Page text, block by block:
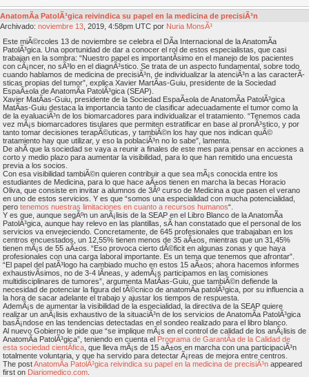
AnatomÃ­a PatolÃ³gica reivindica su papel en la medicina de precisiÃ³n
Archivado: noviembre 13 , 2019, 4:58pm UTC por Nuria MonsÃ³
Este miÃ©rcoles 13 de noviembre se celebra el DÃ­a Internacional de la AnatomÃ­a
PatolÃ³gica. Una oportunidad de dar a conocer el rol de estos especialistas, que casi
trabajan en la sombra: “Nuestro papel es importantÃ­simo en el manejo de los pacientes
con cÃ¡ncer, no sÃ³lo en el diagnÃ³stico. Se trata de un aspecto fundamental, sobre todo
cuando hablamos de medicina de precisiÃ³n, de individualizar la atenciÃ³n a las caracterÃ­
sticas propias del tumor”, explica Xavier MartÃ­as-Guiu, presidente de la Sociedad
EspaÃ±ola de AnatomÃ­a PatolÃ³gica (SEAP).
Xavier MatÃ­as-Guiu, presidente de la Sociedad EspaÃ±ola de AnatomÃ­a PatolÃ³gica
MatÃ­as-Guiu destaca la importancia tanto de clasificar adecuadamente el tumor como la
de la evaluaciÃ³n de los biomarcadores para individualizar el tratamiento. “Tenemos cada
vez mÃ¡s biomarcadores tisulares que permiten estratificar en base al pronÃ³stico, y por
tanto tomar decisiones terapÃ©uticas, y tambiÃ©n los hay que nos indican quÃ©
tratamiento hay que utilizar, y eso la poblaciÃ³n no lo sabe”, lamenta.
De ahÃ­ que la sociedad se vaya a reunir a finales de este mes para pensar en acciones a
corto y medio plazo para aumentar la visibilidad, para lo que han remitido una encuesta
previa a los socios.
Con esa visibilidad tambiÃ©n quieren contribuir a que sea mÃ¡s conocida entre los
estudiantes de Medicina, para lo que hace aÃ±os tienen en marcha la becas Horacio
Oliva, que consiste en invitar a alumnos de 3Âº curso de Medicina a que pasen el verano
en uno de estos servicios. Y es que “somos una especialidad con mucha potencialidad,
pero tenemos nuestras limitaciones en cuanto a recursos humanos“.
Y es que, aunque segÃºn un anÃ¡lisis de la SEAP en el Libro Blanco de la AnatomÃ­a
PatolÃ³gica, aunque hay relevo en las plantillas, sÃ­ han constatado que el personal de los
servicios va envejeciendo. Concretamente, de 645 profesionales que trabajaban en los
centros encuestados, un 12,55% tienen menos de 35 aÃ±os, mientras que un 31,45%
tienen mÃ¡s de 55 aÃ±os. “Eso provoca cierto dÃ©ficit en algunas zonas y que haya
profesionales con una carga laboral importante. Es un tema que tenemos que afrontar”.
“El papel del patÃ³logo ha cambiado mucho en estos 15 aÃ±os; ahora hacemos informes
exhaustivÃ­simos, no de 3-4 lÃ­neas, y ademÃ¡s participamos en las comisiones
multidisciplinares de tumores”, argumenta MatÃ­as-Guiu, que tambiÃ©n defiende la
necesidad de potenciar la figura del tÃ©cnico de anatomÃ­a patolÃ³gica, por su influencia a
la hora de sacar adelante el trabajo y ajustar los tiempos de respuesta.
AdemÃ¡s de aumentar la visibilidad de la especialidad, la directiva de la SEAP quiere
realizar un anÃ¡lisis exhaustivo de la situaciÃ³n de los servicios de AnatomÃ­a PatolÃ³gica
basÃ¡ndose en las tendencias detectadas en el sondeo realizado para el libro blanco.
Al nuevo Gobierno le pide que “se implique mÃ¡s en el control de calidad de los anÃ¡lisis de
AnatomÃ­a PatolÃ³gica”, teniendo en cuenta el Programa de GarantÃ­a de la Calidad de
esta sociedad cientÃ­fica , que lleva mÃ¡s de 15 aÃ±os en marcha con una participaciÃ³n
totalmente voluntaria, y que ha servido para detectar Ã¡reas de mejora entre centros.
The postAnatomÃ­a PatolÃ³gica reivindica su papel en la medicina de precisiÃ³n appeared
first on Diariomedico.com